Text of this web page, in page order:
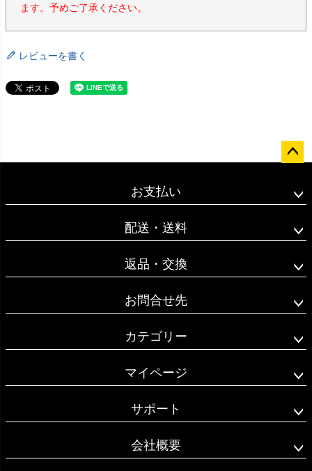
ます。予めご了承ください。
レビューを書く
ップ
お支払い
配送・送料
返品・交換
お問合せ先
カテゴリー
マイページ
サポート
会社概要